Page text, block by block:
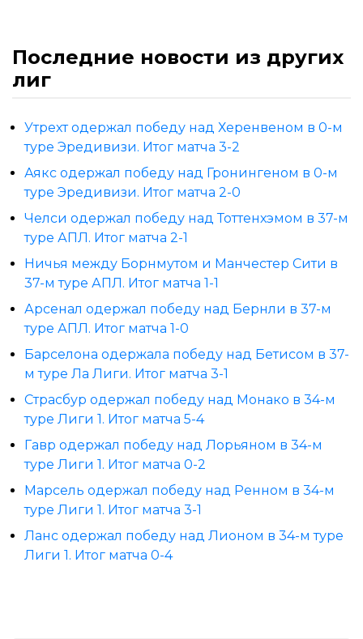
Последние новости из других
лиг
Утрехт одержал победу над Херенвеном в 0-м
туре Эредивизи. Итог матча 3-2
Аякс одержал победу над Гронингеном в 0-м
туре Эредивизи. Итог матча 2-0
Челси одержал победу над Тоттенхэмом в 37-м
туре АПЛ. Итог матча 2-1
Ничья между Борнмутом и Манчестер Сити в
37-м туре АПЛ. Итог матча 1-1
Арсенал одержал победу над Бернли в 37-м
туре АПЛ. Итог матча 1-0
Барселона одержала победу над Бетисом в 37-
м туре Ла Лиги. Итог матча 3-1
Страсбур одержал победу над Монако в 34-м
туре Лиги 1. Итог матча 5-4
Гавр одержал победу над Лорьяном в 34-м
туре Лиги 1. Итог матча 0-2
Марсель одержал победу над Ренном в 34-м
туре Лиги 1. Итог матча 3-1
Ланс одержал победу над Лионом в 34-м туре
Лиги 1. Итог матча 0-4